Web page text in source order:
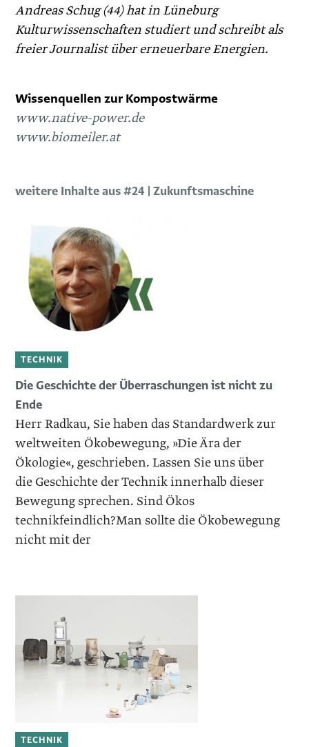
Andreas Schug (44) hat in Lüneburg
Kulturwissenschaften studiert und schreibt als
freier Journalist über erneuerbare Energien.
Wissenquellen zur Kompostwärme
www.native-power.de
www.biomeiler.at
weitere Inhalte aus #24 | Zukunftsmaschine
TECHNIK
Die Geschichte der Überraschungen ist nicht zu
Ende
Herr Radkau, Sie haben das Standardwerk zur
weltweiten Ökobewegung, »Die Ära der
Ökologie«, geschrieben. Lassen Sie uns über
die Geschichte der Technik innerhalb dieser
Bewegung sprechen. Sind Ökos
technikfeindlich?Man sollte die Ökobewegung
nicht mit der
TECHNIK